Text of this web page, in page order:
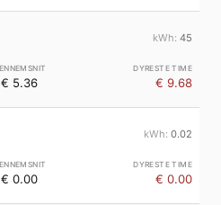
45
€ 5.36 € 9.68
0.02
€ 0.00 € 0.00